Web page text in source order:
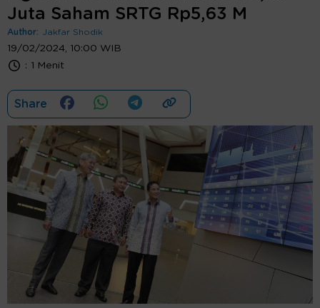
Juta Saham SRTG Rp5,63 M
Author: Jakfar Shodik
19/02/2024, 10:00 WIB
: 1 Menit
Share